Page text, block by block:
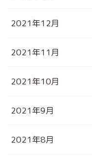
2021年12月
2021年11月
2021年10月
2021年9月
2021年8月